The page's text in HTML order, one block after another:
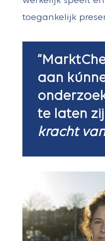
toegankelijk
aan
te laten
kracht